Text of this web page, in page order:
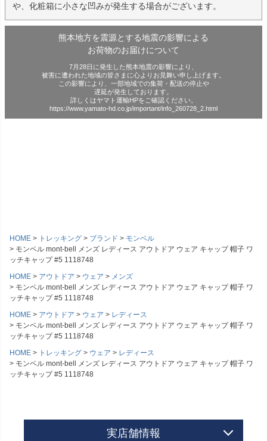
や、化粧箱に小さな凹みが発生する場合がございます。
熊本地方を震源とする地震の影響による
お荷物のお届けについて
7月28日に発生した熊本地震の影響により、
被害に遭われた地域の皆さまに心よりお見舞い申し上げます。
この影響により、一部地域での集荷・配送の停止や
遅延が発生しております。
詳しくはヤマト運輸HPをご確認ください。
https://www.yamato-hd.co.jp/important/info_260728_2.html
HOME トレッキング ブランド
モンベル
モンベル mont-bell メンズ レディース アウトドア ウェア キャップ 帽子 ワ
ッチキャップ #5 1118748
HOME
アウトドア ウェア
メンズ
モンベル mont-bell メンズ レディース アウトドア ウェア キャップ 帽子 ワ
ッチキャップ #5 1118748
HOME
アウトドア ウェア
レディース
モンベル mont-bell メンズ レディース アウトドア ウェア キャップ 帽子 ワ
ッチキャップ #5 1118748
HOME
トレッキング ウェア
レディース
モンベル mont-bell メンズ レディース アウトドア ウェア キャップ 帽子 ワ
ッチキャップ #5 1118748
実店舗情報